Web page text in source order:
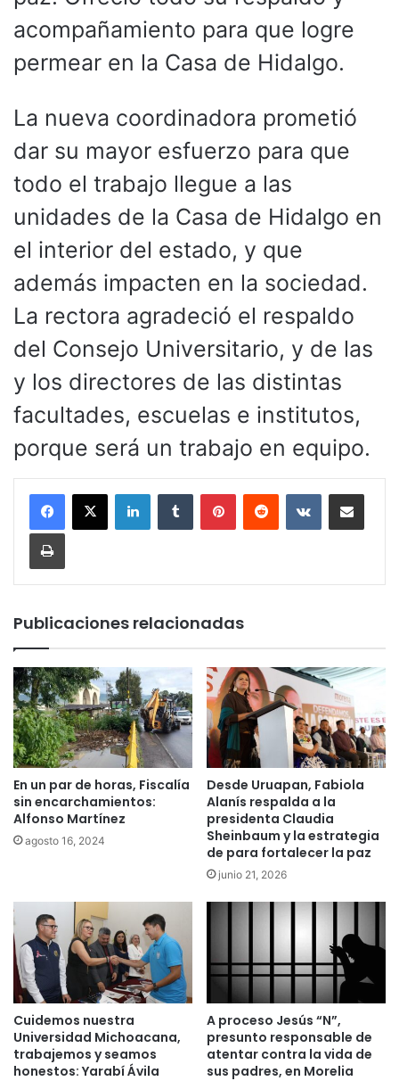
acompañamiento para que logre
permear en la Casa de Hidalgo.
La nueva coordinadora prometió
dar su mayor esfuerzo para que
todo el trabajo llegue a las
unidades de la Casa de Hidalgo en
el interior del estado, y que
además impacten en la sociedad.
La rectora agradeció el respaldo
del Consejo Universitario, y de las
y los directores de las distintas
facultades, escuelas e institutos,
porque será un trabajo en equipo.
LinkedInTumblr PinterestReddit VKontakteCompartir por
Imprimir
Publicaciones relacionadas
En un par de horas, Fiscalía
sin encarchamientos:
Alfonso Martínez
agosto 16, 2024
Desde Uruapan, Fabiola
Alanís respalda a la
presidenta Claudia
Sheinbaum y la estrategia
de para fortalecer la paz
junio 21, 2026
Cuidemos nuestra
Universidad Michoacana,
trabajemos y seamos
honestos: Yarabí Ávila
A proceso Jesús “N”,
presunto responsable de
atentar contra la vida de
sus padres, en Morelia